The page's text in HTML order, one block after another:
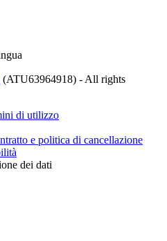
(ATU63964918) - All rights
di utilizzo
e politica di cancellazione
dei dati